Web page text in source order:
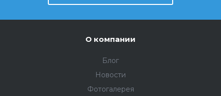
О компании
Блог
Новости
Фотогалерея